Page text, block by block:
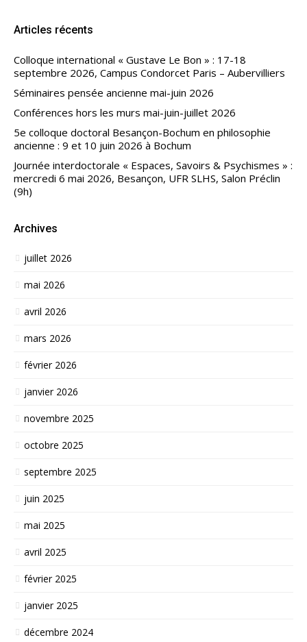
Articles récents
Colloque international « Gustave Le Bon » : 17-18
septembre 2026, Campus Condorcet Paris – Aubervilliers
Séminaires pensée ancienne mai-juin 2026
Conférences hors les murs mai-juin-juillet 2026
5e colloque doctoral Besançon-Bochum en philosophie
ancienne : 9 et 10 juin 2026 à Bochum
Journée interdoctorale « Espaces, Savoirs & Psychismes » :
mercredi 6 mai 2026, Besançon, UFR SLHS, Salon Préclin
(9h)
Archives
juillet 2026
mai 2026
avril 2026
mars 2026
février 2026
janvier 2026
novembre 2025
octobre 2025
septembre 2025
juin 2025
mai 2025
avril 2025
février 2025
janvier 2025
décembre 2024